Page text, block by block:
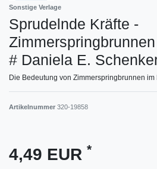
Sonstige Verlage
Sprudelnde Kräfte -
# Daniela E.
Die Bedeutung von Zimmerspringbrunnen im
Artikelnummer 320-19858
4,49 EUR *